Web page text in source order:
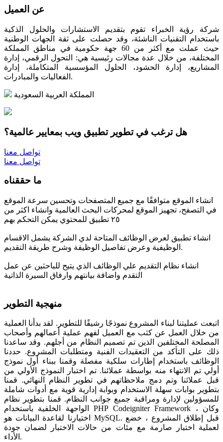
عن العميل
شركة رؤية الخبراء تقوم بتقديم الاستشارات والحلول الذكية
باستخدام التقنيات الناشئة، وقد حصلت على ثقة الجهات الوطنية
حيث عملت مع أكثر من 60 جهة حكومية في مناطق المملكة
المختلفة، من خلال عدة مجالات رئيسية هي: التحول الرقمي، إدارة
المشاريع، إدارة الحشود، الحلول المؤسسية المتكاملة، إدارة
الفعاليات والمبادرات.
المملكة العربية السعودية
هل ترغب في تطوير تطبيق ويب بمعايير عالمية؟
تواصل معنا
تواصل معنا
ما حققناه
انشاء الموقع متوافقًا مع جميع المتصفحات وتحسين سرعة الموقع
في التصفح، تجهيز الموقع لمحركات البحث العالمية وانشاء اكثر من
٢٥ تطبيق للمحتوي يمكن التحكم بهم
انشاء تطبيق لعرض الوظائف المتاحة لدي الشركة يشمل الاقسام
الوظيفية وعرض تفاصيل الوظيفة وشرح طريقة التقديم.
انشاء نظام التقديم علي الوظائف الذي يتيح للباحثين عن عمل
التقدم واضافة بيانتهم وارفاق السيرة الذاتية
منهجية التطوير
اتبعت عمليتنا لبناء المشروع نموذجًا رشيقًا للتطوير. لقد بدأنا العملية
من خلال العمل عن كثب مع العميل لفهم عملية أعمالهم وأصحاب
المصلحة المختلفين الذين تم تصميم النظام من أجلهم. وقد ساعدنا
ذلك على التأكد من التعقيدات الفنية ومتطلبات المشروع. حددنا
الوظائف باستخدام إطارات سلكية مفصلة وقمنا ببناء أول نموذج
أولي تم الانتهاء منه بواسطة عملائنا. تم اختبار النموذج الأولي من
قبل عملائنا وتم دمج ملاحظاتهم في تطوير النظام النهائي. قمنا
بتطوير بوابات سهلة الاستخدام وبوابة إدارية قوية مع أدوات شاملة
للمسؤولين لإدارة ومراقبة جميع جوانب النظام. قمنا بتطوير نظام
الواجهة الخلفية باستخدام PHP Codeigniter Framework ، وكان
اختيارنا لقاعدة البيانات هو MySQL. قبل إطلاق المشروع ، خضع
لعملية اختبار صارمة مع مئات من حالات الاختبار لضمان جودة
الأداء.